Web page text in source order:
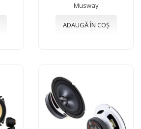
Musway
ADAUGĂ ÎN COȘ